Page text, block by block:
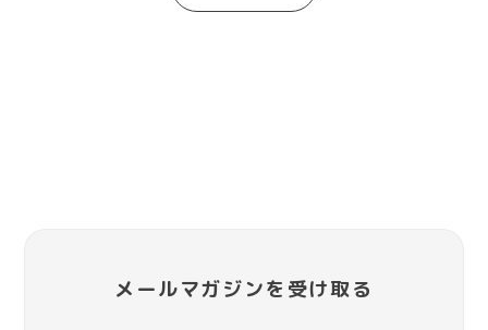
メールマガジンを受け取る